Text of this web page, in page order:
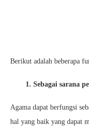
Berikut adalah beberapa
1. Sebagai sarana
Agama dapat berfungsi
hal yang baik yang dapat